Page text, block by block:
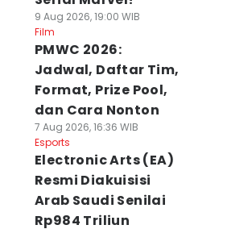
9 Aug 2026, 19:00 WIB
Film
PMWC 2026:
Jadwal, Daftar Tim,
Format, Prize Pool,
dan Cara Nonton
7 Aug 2026, 16:36 WIB
Esports
Electronic Arts (EA)
Resmi Diakuisisi
Arab Saudi Senilai
Rp984 Triliun